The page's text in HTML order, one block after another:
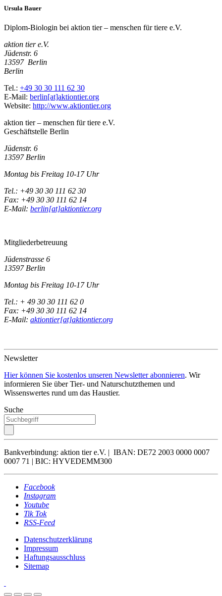
Ursula Bauer
Diplom-Biologin bei aktion tier – menschen für tiere e.V.
aktion tier e.V.
Jüdenstr. 6
13597 Berlin
Berlin
Tel.: +49 30 30 111 62 30
E-Mail: berlin[at]aktiontier.org
Website: http://www.aktiontier.org
aktion tier – menschen für tiere e.V.
Geschäftstelle Berlin
Jüdenstr. 6
13597 Berlin
Montag bis Freitag 10-17 Uhr
Tel.: +49 30 30 111 62 30
Fax: +49 30 30 111 62 14
E-Mail: berlin[at]aktiontier.org
Mitgliederbetreuung
Jüdenstrasse 6
13597 Berlin
Montag bis Freitag 10-17 Uhr
Tel.: + 49 30 30 111 62 0
Fax: +49 30 30 111 62 14
E-Mail: aktiontier[at]aktiontier.org
Newsletter
Hier können Sie kostenlos unseren Newsletter abonnieren. Wir
informieren Sie über Tier- und Naturschutzthemen und
Wissenswertes rund um das Haustier.
Suche
Bankverbindung: aktion tier e.V. | IBAN: DE72 2003 0000 0007
0007 71 | BIC: HYVEDEMM300
Facebook
Instagram
Youtube
Tik Tok
RSS-Feed
Datenschutzerklärung
Impressum
Haftungsausschluss
Sitemap